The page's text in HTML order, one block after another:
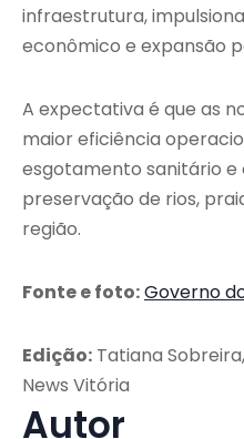
infraestrutura,
econômico e expansão
A expectativa é que as
maior eficiência
esgotamento sanitário
preservação de rios,
região.
Fonte e foto:Governo
Edição: Tatiana
News Vitória
Autor